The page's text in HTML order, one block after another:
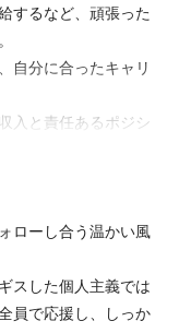
ロン業務全般をお任
きるポイント】
さまを担当可能。幅
「コミュニケーショ
ムで施術を分担す
個人で背負い込む必
合えるのがプラージ
安心してスタートし
ジタル・ペーパーレ
するなど、頑張った
自分に合ったキャリ
入と責任あるポジシ
ローし合う温かい風
スした個人主義では
員で応援し、しっか